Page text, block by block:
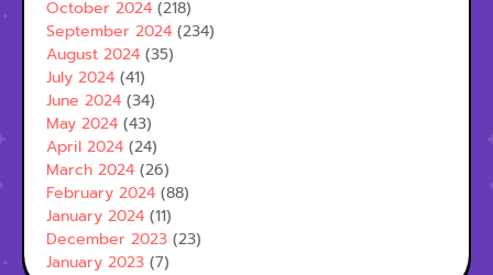
October 2024 (218)
September 2024 (234)
August 2024 (35)
July 2024 (41)
June 2024 (34)
May 2024 (43)
April 2024 (24)
March 2024 (26)
February 2024 (88)
January 2024 (11)
December 2023 (23)
January 2023 (7)